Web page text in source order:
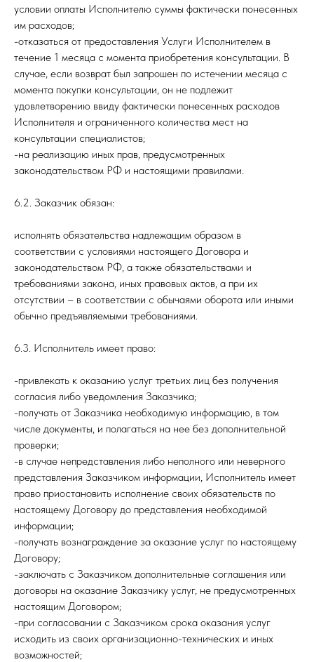
условии оплаты Исполнителю суммы фактически понесенных
им расходов;
-отказаться от предоставления Услуги Исполнителем в
течение 1 месяца с момента приобретения консультации. В
случае, если возврат был запрошен по истечении месяца с
момента покупки консультации, он не подлежит
удовлетворению ввиду фактически понесенных расходов
Исполнителя и ограниченного количества мест на
консультации специалистов;
-на реализацию иных прав, предусмотренных
законодательством РФ и настоящими правилами.
6.2. Заказчик обязан:
исполнять обязательства надлежащим образом в
соответствии с условиями настоящего Договора и
законодательством РФ, а также обязательствами и
требованиями закона, иных правовых актов, а при их
отсутствии – в соответствии с обычаями оборота или иными
обычно предъявляемыми требованиями.
6.3. Исполнитель имеет право:
-привлекать к оказанию услуг третьих лиц без получения
согласия либо уведомления Заказчика;
-получать от Заказчика необходимую информацию, в том
числе документы, и полагаться на нее без дополнительной
проверки;
-в случае непредставления либо неполного или неверного
представления Заказчиком информации, Исполнитель имеет
право приостановить исполнение своих обязательств по
настоящему Договору до представления необходимой
информации;
-получать вознаграждение за оказание услуг по настоящему
Договору;
-заключать с Заказчиком дополнительные соглашения или
договоры на оказание Заказчику услуг, не предусмотренных
настоящим Договором;
-при согласовании с Заказчиком срока оказания услуг
исходить из своих организационно-технических и иных
возможностей;